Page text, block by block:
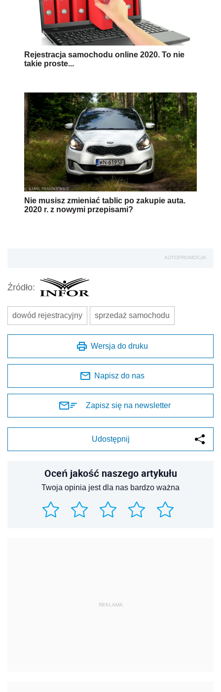
Rejestracja samochodu online 2020. To nie
takie proste...
Nie musisz zmieniać tablic po zakupie auta.
2020 r. z nowymi przepisami?
AUTOPROMOCJA
Źródło:
dowód rejestracyjny sprzedaż samochodu
Wersja do druku
Napisz do nas
Zapisz się na newsletter
Udostępnij
Oceń jakość naszego artykułu
Twoja opinia jest dla nas bardzo ważna
REKLAMA